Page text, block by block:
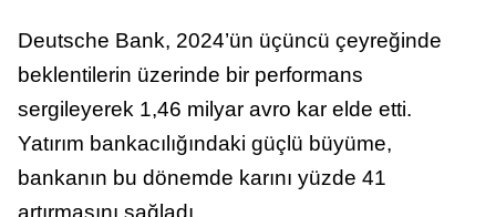
Deutsche Bank, 2024’ün üçüncü çeyreğinde
beklentilerin üzerinde bir performans
sergileyerek 1,46 milyar avro kar elde etti.
Yatırım bankacılığındaki güçlü büyüme,
bankanın bu dönemde karını yüzde 41
artırmasını sağladı.